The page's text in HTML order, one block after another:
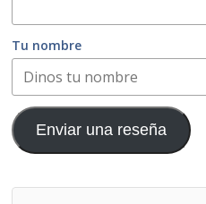
Tu nombre
Enviar una reseña